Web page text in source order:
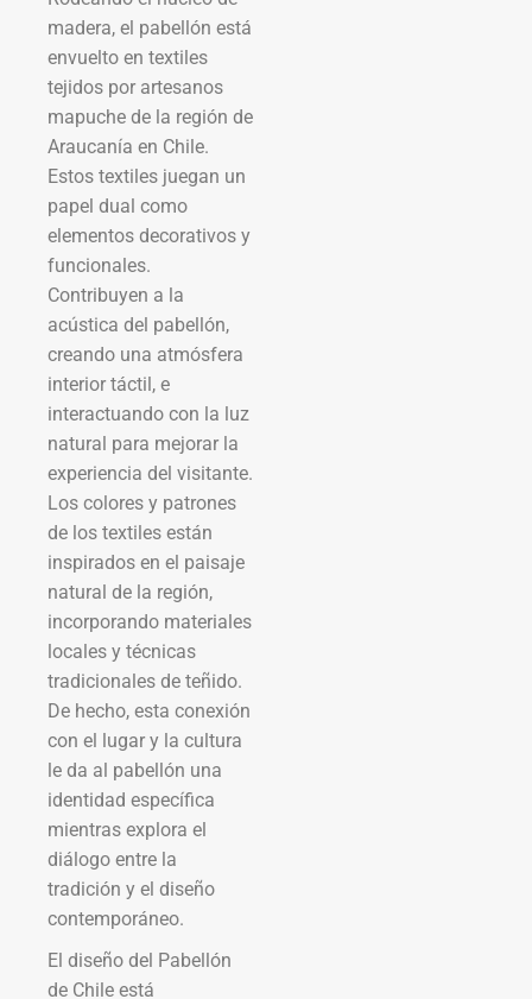
madera, el pabellón está
envuelto en textiles
tejidos por artesanos
mapuche de la región de
Araucanía en Chile.
Estos textiles juegan un
papel dual como
elementos decorativos y
funcionales.
Contribuyen a la
acústica del pabellón,
creando una atmósfera
interior táctil, e
interactuando con la luz
natural para mejorar la
experiencia del visitante.
Los colores y patrones
de los textiles están
inspirados en el paisaje
natural de la región,
incorporando materiales
locales y técnicas
tradicionales de teñido.
De hecho, esta conexión
con el lugar y la cultura
le da al pabellón una
identidad específica
mientras explora el
diálogo entre la
tradición y el diseño
contemporáneo.
El diseño del Pabellón
de Chile está